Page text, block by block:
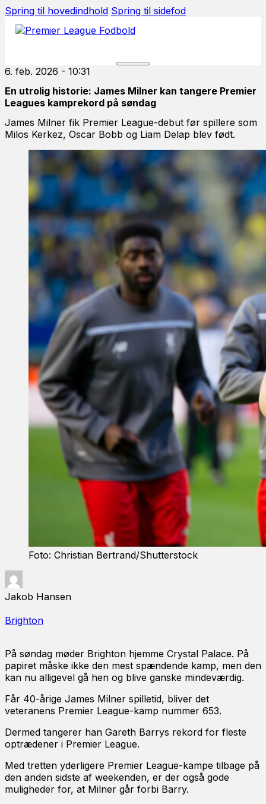
Spring til hovedindhold Spring til sidefod
6. feb. 2026 - 10:31
En utrolig historie: James Milner kan tangere Premier
Leagues kamprekord på søndag
James Milner fik Premier League-debut før spillere som
Milos Kerkez, Oscar Bobb og Liam Delap blev født.
Foto: Christian Bertrand/Shutterstock
Jakob Hansen
Brighton
På søndag møder Brighton hjemme Crystal Palace. På
papiret måske ikke den mest spændende kamp, men den
kan nu alligevel gå hen og blive ganske mindeværdig.
Får 40-årige James Milner spilletid, bliver det
veteranens Premier League-kamp nummer 653.
Dermed tangerer han Gareth Barrys rekord for fleste
optrædener i Premier League.
Med tretten yderligere Premier League-kampe tilbage på
den anden sidste af weekenden, er der også gode
muligheder for, at Milner går forbi Barry.